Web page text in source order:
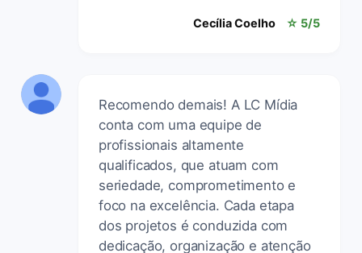
Cecília Coelho ☆ 5/5
Recomendo demais! A LC Mídia
conta com uma equipe de
profissionais altamente
qualificados, que atuam com
seriedade, comprometimento e
foco na excelência. Cada etapa
dos projetos é conduzida com
dedicação, organização e atenção